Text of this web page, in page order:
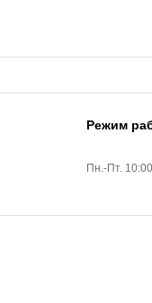
Режим
Пн.-Пт.